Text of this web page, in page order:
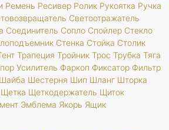
Ремень Ресивер Ролик Рукоятка Ручка
Светоотражатель
Соединитель Сопло Спойлер Стекло
Стенка Стойка Столик
Трапеция Тройник Трос Трубка Тяга
Усилитель Фаркоп Фиксатор Фильтр
Шайба Шестерня Шип Шланг Шторка
Щетка Щеткодержатель Щиток
Эмблема Якорь Ящик